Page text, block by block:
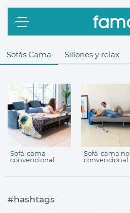
Sofás Cama
Sofá-cama
convencional
Sofá-cama no
convencional
Sillones y relax
#hashtags